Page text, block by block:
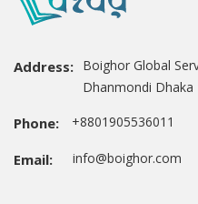
Address: Boighor Global
Dhanmondi Dhaka
Phone: +8801905536011
Email: info@boighor.com